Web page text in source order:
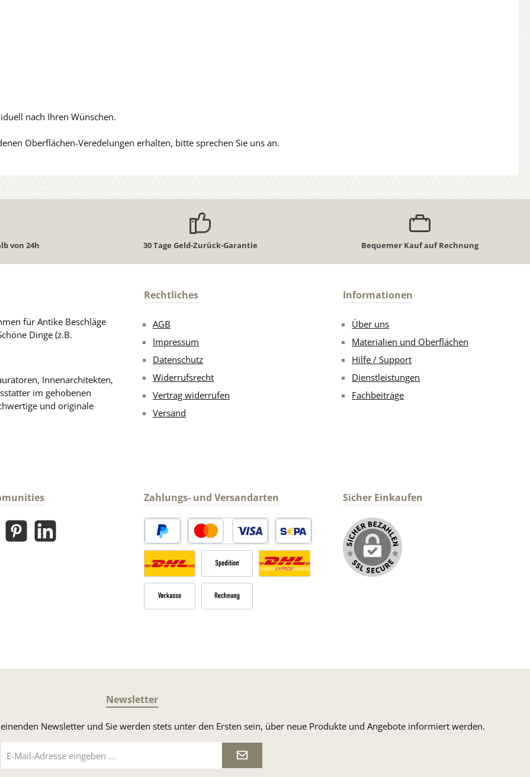
nach Ihren Wünschen.
Oberflächen-Veredelungen erhalten, bitte sprechen Sie uns an.
von 24h 30 Tage Geld-Zurück-Garantie Bequemer Kauf auf Rechnung
für Antike Beschläge
Dinge (z.B.
Innenarchitekten,
im gehobenen
und originale
Rechtliches
AGB
Impressum
Datenschutz
Widerrufsrecht
Vertrag widerrufen
Versand
Informationen
Über uns
Materialien und Oberflächen
Hilfe / Support
Dienstleistungen
Fachbeiträge
PinterestLinkedIn
Zahlungs- und Versandarten
PayPal Kredit- oder DebitkarteSEPA Lastschrift
Versandkosten Deutschland normaler Versand Deutsche Post
Sperrgut
Sicher Einkaufen
Newsletter
Newsletter und Sie werden stets unter den Ersten sein, über neue Produkte und Angebote informiert werden.
Mail-
Adresse